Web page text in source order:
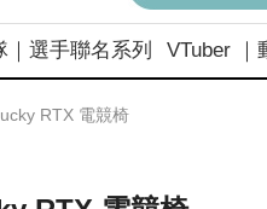
｜選手聯名系列 VTuber ｜
RTX 電競椅